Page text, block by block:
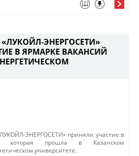
ЭНЕРГОСЕТИ»
В ЯРМАРКЕ ВАКАНСИЙ
ЭНЕРГОСЕТИ» приняли участие в
которая прошла в Казанском
университете.